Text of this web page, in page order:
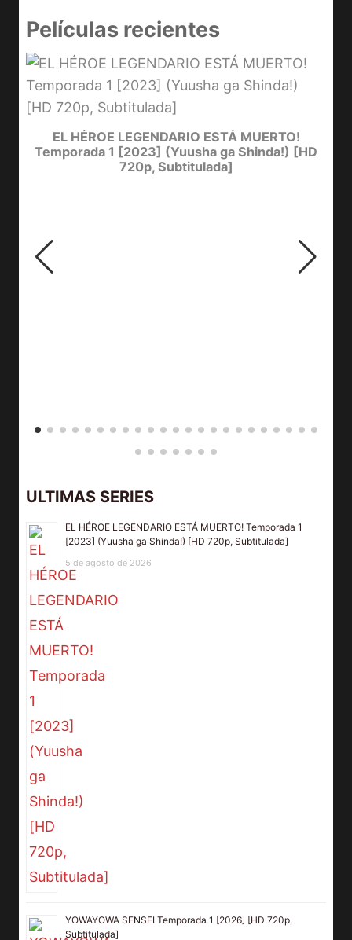
Películas recientes
EL HÉROE LEGENDARIO ESTÁ MUERTO!
Temporada 1 [2023] (Yuusha ga Shinda!) [HD
720p, Subtitulada]
ULTIMAS SERIES
EL HÉROE LEGENDARIO ESTÁ MUERTO! Temporada 1
[2023] (Yuusha ga Shinda!) [HD 720p, Subtitulada]
5 de agosto de 2026
YOWAYOWA SENSEI Temporada 1 [2026] [HD 720p,
Subtitulada]